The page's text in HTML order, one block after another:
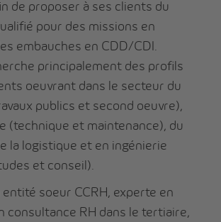
de proposer à ses clients du
pour des missions en
embauches en CDD/CDI.
principalement des profils
oeuvrant dans le secteur du
publics et second oeuvre),
(technique et maintenance), du
la logistique et en ingénierie
et conseil).
entité soeur CCRH, experte en
consultance RH dans le tertiaire,